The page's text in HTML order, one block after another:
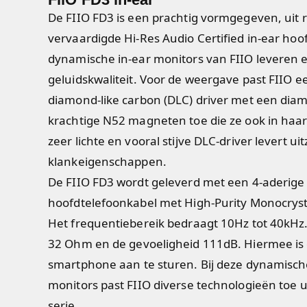
De FIIO FD3 is een prachtig vormgegeven, uit
vervaardigde Hi-Res Audio Certified in-ear
dynamische in-ear monitors van FIIO leveren
geluidskwaliteit. Voor de weergave past FIIO
diamond-like carbon (DLC) driver met een
krachtige N52 magneten toe die ze ook in
zeer lichte en vooral stijve DLC-driver levert
klankeigenschappen.
De FIIO FD3 wordt geleverd met een 4-aderige
hoofdtelefoonkabel met High-Purity
Het frequentiebereik bedraagt 10Hz tot
32 Ohm en de gevoeligheid 111dB. Hiermee
smartphone aan te sturen. Bij deze
monitors past FIIO diverse technologieën toe